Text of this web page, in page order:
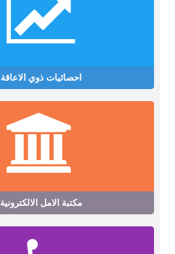
احصائيات ذوي الاعاقة
مكتبة الامل الالكترونية